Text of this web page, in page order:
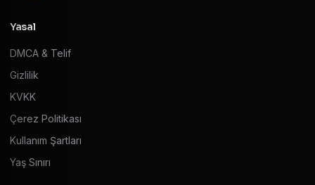
Yasal
DMCA & Telif
Gizlilik
KVKK
Çerez Politikası
Kullanım Şartları
Yaş Sınırı